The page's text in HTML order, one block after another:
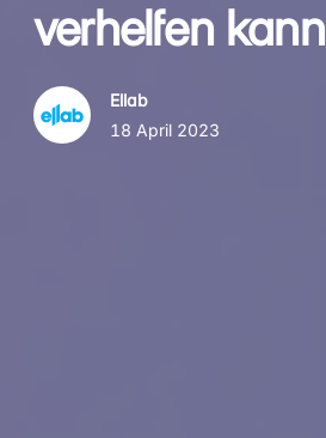
verhelfen kann
Ellab
18 April 2023